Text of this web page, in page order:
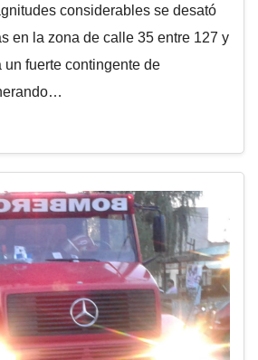
considerables se desató
en la zona de calle 35 entre 127 y
fuerte contingente de